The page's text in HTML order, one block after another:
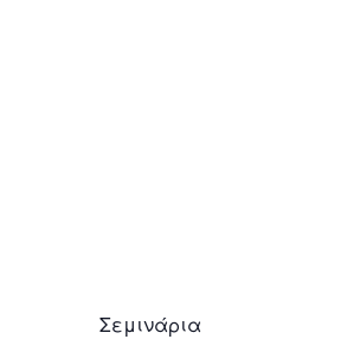
Σεμινάρια